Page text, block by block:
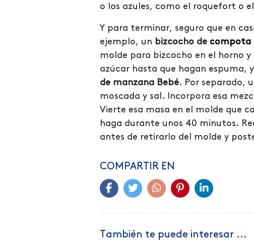
o los azules, como el roquefort o
Y para terminar, seguro que en
ejemplo, un bizcocho de compota
molde para bizcocho en el horno
azúcar hasta que hagan espuma,
de manzana Bebé. Por separado,
moscada y sal. Incorpora esa
Vierte esa masa en el molde que
haga durante unos 40 minutos.
antes de retirarlo del molde y
COMPARTIR EN
También te puede interesar ...